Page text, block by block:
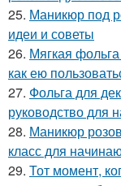
25. Маникюр под
идеи и советы
26. Мягкая фольга
как ею
27. Фольга для
руководство для
28. Маникюр
класс для
29. Тот момент,